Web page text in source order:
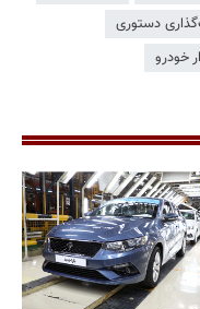
دستوری
خودرو